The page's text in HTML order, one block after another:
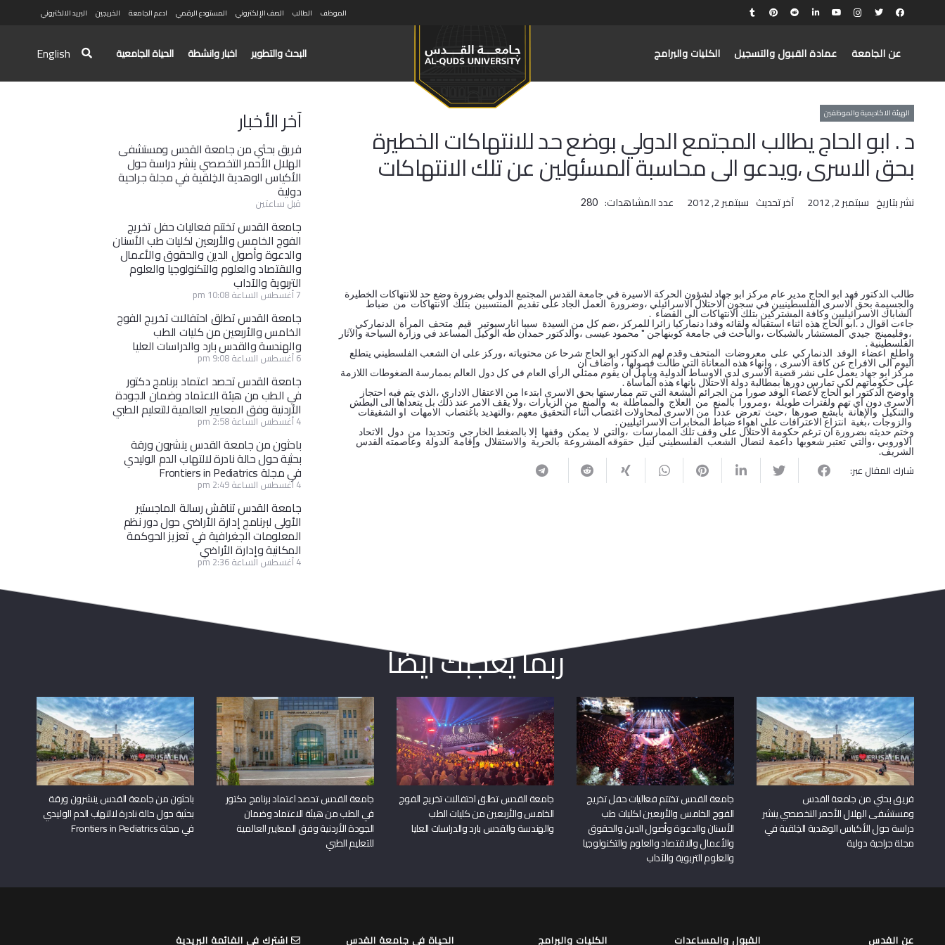
الموظف الطالب الصف الإلكتروني المستودع الرقمي ادعم الجامعة الخريجين البريد الالكتروني
عن الجامعة عمادة القبول والتسجيل الكليات والبرامج البحث والتطوير اخبار وانشطة الحياة الجامعية English
الهيئة الاكاديمية والموظفين
د . ابو الحاج يطالب المجتمع الدولي بوضع حد للانتهاكات الخطيرة
بحق الاسرى ،ويدعو الى محاسبة المسئولين عن تلك الانتهاكات
نشر بتاريخ سبتمبر 2, 2012 آخر تحديث سبتمبر 2, 2012 عدد المشاهدات: 280
طالب الدكتور فهد ابو الحاج مدير عام مركز ابو جهاد لشؤون الحركة الاسيرة في جامعة القدس المجتمع الدولي بضرورة وضع حد للانتهاكات الخطيرة
والجسيمة بحق الاسرى الفلسطينيين في سجون الاحتلال الاسرائيلي ،وضرورة العمل الجاد على تقديم المنتسبين بتلك الانتهاكات من ضباط
الشاباك الاسرائيليين وكافة المشتركين بتلك الانتهاكات الى القضاء .
جاءت اقوال د .ابو الحاج هذه اثناء استقباله ولقائه وفدا دنماركيا زائرا للمركز ،ضم كل من السيدة سيبا انارسيوتير قيم متحف المرأة الدنماركي
،وفليمينج جيدي المستشار بالشبكات ،والباحث في جامعة كوبنهاجن " محمود عيسى ،والدكتور حمدان طه الوكيل المساعد في وزارة السياحة والآثار
الفلسطينية .
واطلع اعضاء الوفد الدنماركي على معروضات المتحف وقدم لهم الدكتور ابو الحاج شرحا عن محتوياته ،وركز على ان الشعب الفلسطيني يتطلع
اليوم الى الافراج عن كافة الاسرى ، وإنهاء هذه المعاناة التي طالت فصولها ، وأضاف ان
مركز ابو جهاد يعمل على نشر قضية الاسرى لدى الاوساط الدولية ويأمل ان يقوم ممثلي الرأي العام في كل دول العالم بممارسة الضغوطات اللازمة
على حكوماتهم لكي تمارس دورها بمطالبة دولة الاحتلال بإنهاء هذه المأساة .
وأوضح الدكتور ابو الحاج لأعضاء الوفد صورا من الجرائم البشعة التي تتم ممارستها بحق الاسرى ابتدءا من الاعتقال الاداري ،الذي يتم فيه احتجاز
الاسرى دون اي تهم ولفترات طويلة ،ومرورا بالمنع من العلاج والمماطلة به والمنع من الزيارات ،ولا يقف الامر عند ذلك بل يتعداها الى البطش
والتنكيل والإهانة بأبشع صورها ،حيث تعرض عددا من الاسرى لمحاولات اغتصاب اثناء التحقيق معهم ،والتهديد باغتصاب الامهات او الشقيقات
والزوجات ،بغية انتزاع الاعترافات على اهواء ضباط المخابرات الاسرائيليين .
وختم حديثه بضرورة ان ترغم حكومة الاحتلال على وقف تلك الممارسات ،والتي لا يمكن وقفها إلا بالضغط الخارجي وتحديدا من دول الاتحاد
الاوروبي ،والتي تعتبر شعوبها داعمة لنضال الشعب الفلسطيني لنيل حقوقه المشروعة بالحرية والاستقلال وإقامة الدولة وعاصمته القدس
الشريف.
شارك المقال عبر:
آخر الأخبار
فريق بحثي من جامعة القدس ومستشفى
الهلال الأحمر التخصصي ينشر دراسة حول
الأكياس الوهدية الخِلقية في مجلة جراحية
دولية
قبل ساعتين
جامعة القدس تختتم فعاليات حفل تخريج
الفوج الخامس والأربعين لكليات طب الأسنان
والدعوة وأصول الدين والحقوق والأعمال
والاقتصاد والعلوم والتكنولوجيا والعلوم
التربوية والآداب
7 أغسطس الساعة 10:08 pm
جامعة القدس تطلق احتفالات تخريج الفوج
الخامس والأربعين من كليات الطب
والهندسة والقدس بارد والدراسات العليا
6 أغسطس الساعة 9:08 pm
جامعة القدس تحصد اعتماد برنامج دكتور
في الطب من هيئة الاعتماد وضمان الجودة
الأردنية وفق المعايير العالمية للتعليم الطبي
4 أغسطس الساعة 2:58 pm
باحثون من جامعة القدس ينشرون ورقة
بحثية حول حالة نادرة لالتهاب الدم الوليدي
في مجلة Frontiers in Pediatrics
4 أغسطس الساعة 2:49 pm
جامعة القدس تناقش رسالة الماجستير
الأولى لبرنامج إدارة الأراضي حول دور نظم
المعلومات الجغرافية في تعزيز الحوكمة
المكانية وإدارة الأراضي
4 أغسطس الساعة 2:36 pm
ربما يعجبك أيضا
فريق بحثي من جامعة القدس
ومستشفى الهلال الأحمر التخصصي ينشر
دراسة حول الأكياس الوهدية الخِلقية في
مجلة جراحية دولية
جامعة القدس تختتم فعاليات حفل تخريج
الفوج الخامس والأربعين لكليات طب
الأسنان والدعوة وأصول الدين والحقوق
والأعمال والاقتصاد والعلوم والتكنولوجيا
والعلوم التربوية والآداب
جامعة القدس تطلق احتفالات تخريج الفوج
الخامس والأربعين من كليات الطب
والهندسة والقدس بارد والدراسات العليا
جامعة القدس تحصد اعتماد برنامج دكتور
في الطب من هيئة الاعتماد وضمان
الجودة الأردنية وفق المعايير العالمية
للتعليم الطبي
باحثون من جامعة القدس ينشرون ورقة
بحثية حول حالة نادرة لالتهاب الدم الوليدي
في مجلة Frontiers in Pediatrics
عن القدس القبول والمساعدات الكليات والبرامج الحياة في جامعة القدس اشترك في القائمة البريدية